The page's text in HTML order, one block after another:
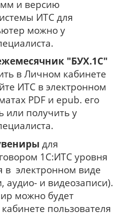
и версию
ИТС для
можно у
"БУХ.1С"
в Личном кабинете
ИТС в электронном
PDF и epub. его
или получить у
для
1С:ИТС уровня
в электронном виде
аудио- и видеозаписи).
можно будет
пользователя